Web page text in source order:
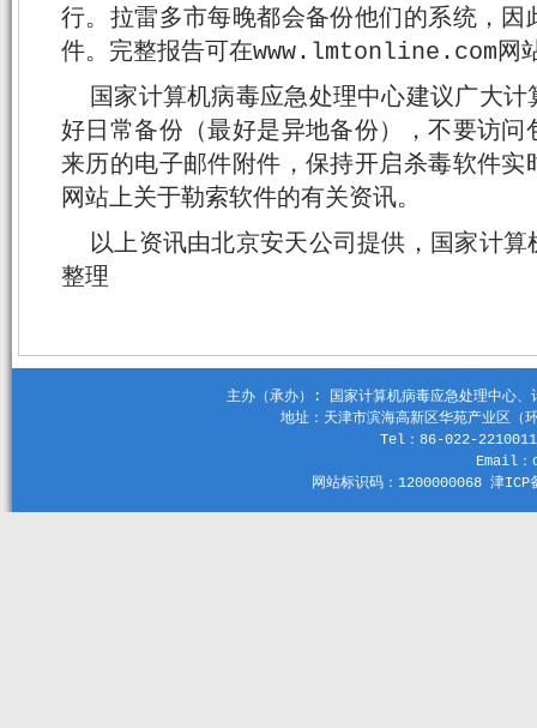
行。拉雷多市每晚都会备份他们的系统，
件。完整报告可在www.lmtonline.com网
国家计算机病毒应急处理中心建议广大
好日常备份（最好是异地备份），不要访
来历的电子邮件附件，保持开启杀毒软件
网站上关于勒索软件的有关资讯。
以上资讯由北京安天公司提供，国家计
整理
主办（承办）: 国家计算机病毒应急处理中心
地址：天津市滨海高新区华苑产业区
Tel：86-022-
Email
网站标识码：1200000068 津